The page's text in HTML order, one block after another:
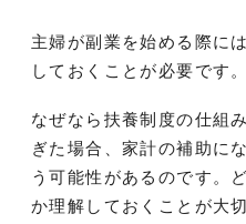
主婦が副業を始める際に
しておくことが必要です。
なぜなら扶養制度の仕組
ぎた場合、家計の補助に
う可能性があるのです。
か理解しておくことが大切